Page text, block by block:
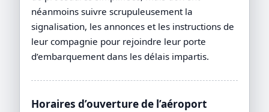
néanmoins suivre scrupuleusement la
signalisation, les annonces et les instructions de
leur compagnie pour rejoindre leur porte
d’embarquement dans les délais impartis.
Horaires d’ouverture de l’aéroport